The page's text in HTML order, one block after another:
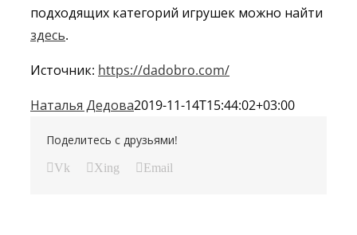
подходящих категорий игрушек можно найти
здесь.
Источник: https://dadobro.com/
Наталья Дедова2019-11-14T15:44:02+03:00
Поделитесь с друзьями!
Vk Xing Email